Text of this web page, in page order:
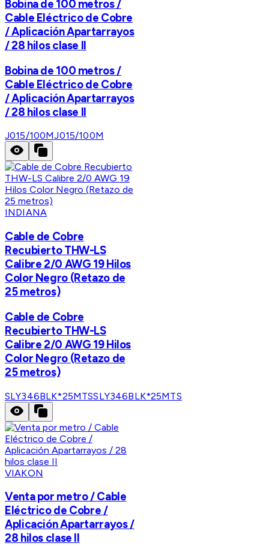
Bobina de 100 metros /
Cable Eléctrico de Cobre
/ Aplicación Apartarrayos
/ 28 hilos clase II
Bobina de 100 metros /
Cable Eléctrico de Cobre
/ Aplicación Apartarrayos
/ 28 hilos clase II
J015/100MJ015/100M
INDIANA
Cable de Cobre
Recubierto THW-LS
Calibre 2/0 AWG 19 Hilos
Color Negro (Retazo de
25 metros)
Cable de Cobre
Recubierto THW-LS
Calibre 2/0 AWG 19 Hilos
Color Negro (Retazo de
25 metros)
SLY346BLK*25MTSSLY346BLK*25MTS
VIAKON
Venta por metro / Cable
Eléctrico de Cobre /
Aplicación Apartarrayos /
28 hilos clase II